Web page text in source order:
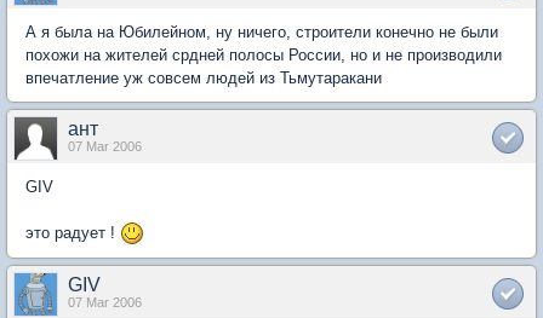
А я была на Юбилейном, ну ничего, строители конечно не были
похожи на жителей срдней полосы России, но и не производили
впечатление уж совсем людей из Тьмутаракани
ант
07 Mar 2006
GIV
это радует !
GIV
07 Mar 2006